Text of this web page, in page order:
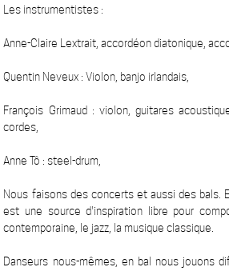
Les instrumentistes :
Anne-Claire Lextrait, accordéon diatonique,
Quentin Neveux : Violon, banjo irlandais,
François Grimaud : violon, guitares
cordes,
Anne Tô : steel-drum,
Nous faisons des concerts et aussi des bals.
est une source d'inspiration libre pour
contemporaine, le jazz, la musique classique.
Danseurs nous-mêmes, en bal nous jouons